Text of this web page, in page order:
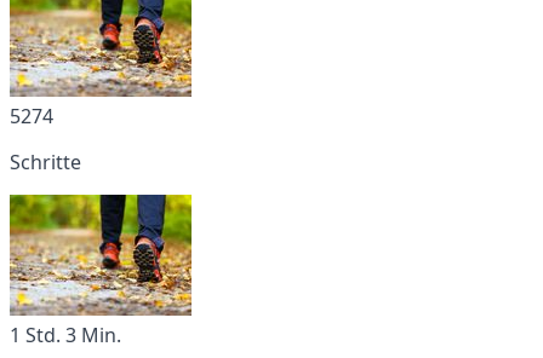
5274
Schritte
1 Std. 3 Min.